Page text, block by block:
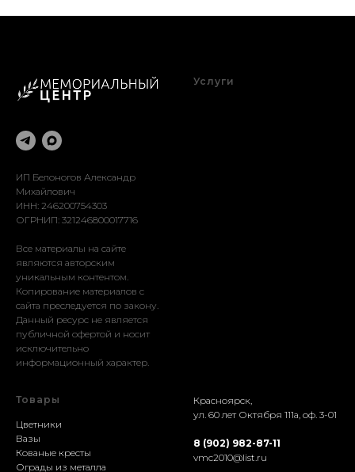
ИП Белоногов Александр
Михайлович
ИНН: 246200754303
ОГРНИП: 321246800017716
Все материалы на сайте
являются авторским
уникальным контентом.
Копирование материалов с
сайта преследуется по закону.
Данный ресурс не является
публичной офертой и носит
исключительно
информационный характер.
Услуги
Товары
Цветники
Вазы
Кованые кресты
Ограды из металла
Красноярск,
ул. 60 лет Октября 111а, оф. 3-01
8 (902) 982-87-11
vmc2010@list.ru